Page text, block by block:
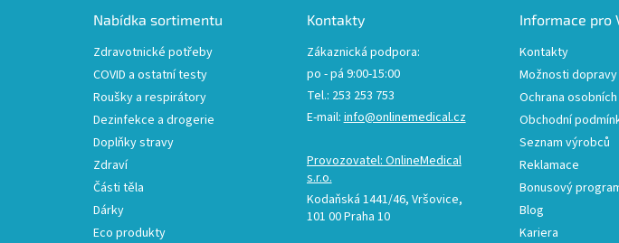
Nabídka sortimentu
Zdravotnické potřeby
COVID a ostatní testy
Roušky a respirátory
Dezinfekce a drogerie
Doplňky stravy
Zdraví
Části těla
Dárky
Eco produkty
Kontakty
Zákaznická podpora:
po - pá 9:00-15:00
Tel.: 253 253 753
E-mail: info@onlinemedical.cz
Provozovatel: OnlineMedical
s.r.o.
Kodaňská 1441/46, Vršovice,
101 00 Praha 10
Informace pro
Kontakty
Možnosti dopravy
Ochrana
Obchodní
Seznam výrobců
Reklamace
Bonusový
Blog
Kariera